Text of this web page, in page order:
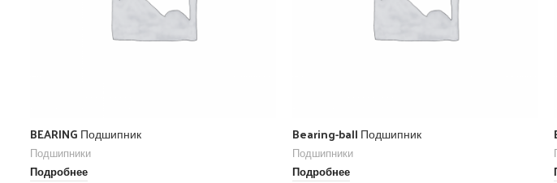
BEARING Подшипник
Подшипники
Подробнее
Bearing-ball Подшипник
Подшипники
Подробнее